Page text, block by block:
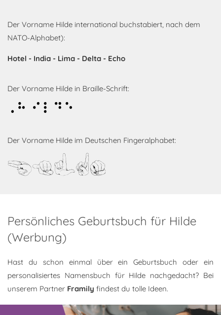
Der Vorname Hilde international buchstabiert, nach dem
NATO-Alphabet):
Hotel - India - Lima - Delta - Echo
Der Vorname Hilde in Braille-Schrift:
Hilde
Der Vorname Hilde im Deutschen Fingeralphabet:
Hilde
Persönliches Geburtsbuch für Hilde
(Werbung)
Hast du schon einmal über ein Geburtsbuch oder ein
personalisiertes Namensbuch für Hilde nachgedacht? Bei
unserem Partner Framily findest du tolle Ideen.